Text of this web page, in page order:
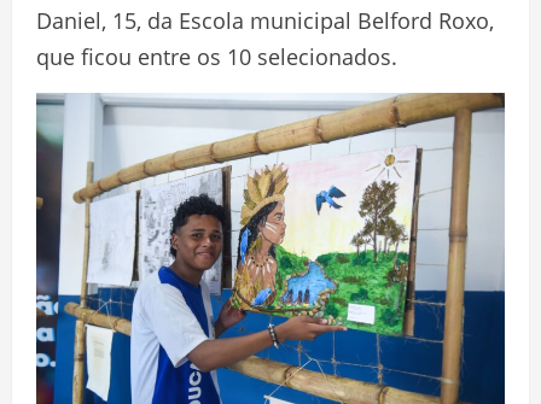
Daniel, 15, da Escola municipal Belford Roxo,
que ficou entre os 10 selecionados.